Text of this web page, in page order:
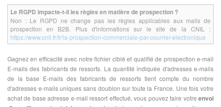
Le RGPD impacte-t-il les règles en matière de prospection ?
Non : Le RGPD ne change pas les règles applicables aux mails de
prospection en B2B. Plus d'informations sur le site de la CNIL :
https://www.cnil.fr/fr/la-prospection-commerciale-par-courrier-electronique
Gagnez en efficacité avec notre fichier ciblé et qualifié de prospection e-mail
E-mails des fabricants de ressorts. La quantité indiquée d'adresses e-mails
de la base E-mails des fabricants de ressorts tient compte du nombre
d'adresses e-mails uniques sans doublon sur toute la France. Une fois votre
achat de base adresse e-mail ressort effectué, vous pouvez faire votre envoi